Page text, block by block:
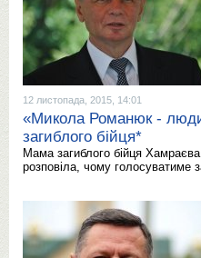
12 листопада, 2015, 14:01
«Микола Романюк -
загиблого бійця*
Мама загиблого бійця
розповіла, чому